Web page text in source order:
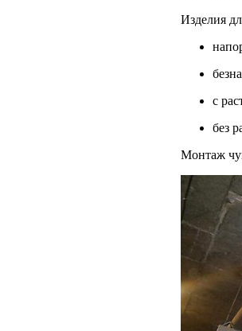
Изделия
с
без
Монтаж